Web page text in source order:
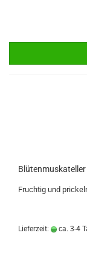
Fruchtig und
Lieferzeit: ca. 3-4